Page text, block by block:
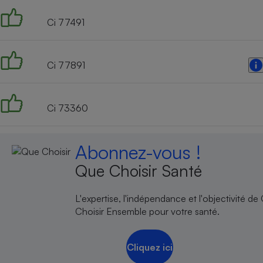
Ci 77491
Ci 77891
Ci 73360
Abonnez-vous !
Que Choisir Santé
L'expertise, l'indépendance et l'objectivité de
Choisir Ensemble pour votre santé.
Cliquez ici